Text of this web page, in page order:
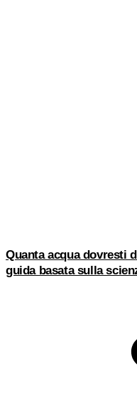
Quanta acqua dovresti
guida basata sulla